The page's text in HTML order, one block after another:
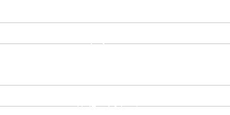
DisplayPort RX
UniPro Controller 2.0 (host / device)
UniPro 1.6 host